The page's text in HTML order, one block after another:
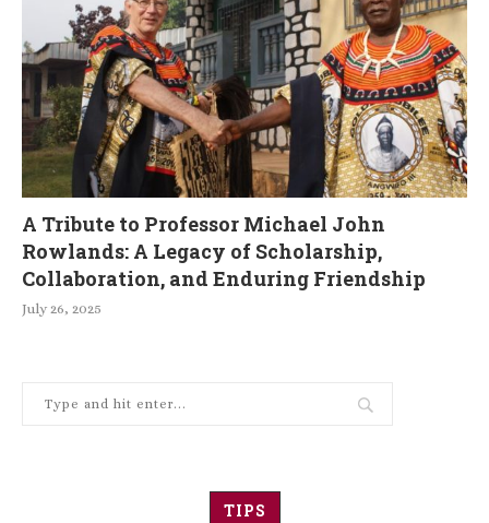
A Tribute to Professor Michael John
Rowlands: A Legacy of Scholarship,
Collaboration, and Enduring Friendship
July 26, 2025
TIPS